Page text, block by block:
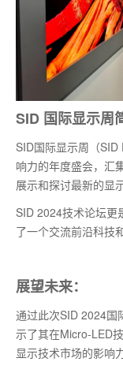
SID 国际显示周
SID国际显示周（
响力的年度盛会，汇
展示和探讨最新的显
SID 2024技术论坛更
了一个交流前沿科技
展望未来：
通过此次SID 2024国
示了其在Micro-LED
显示技术市场的影响力